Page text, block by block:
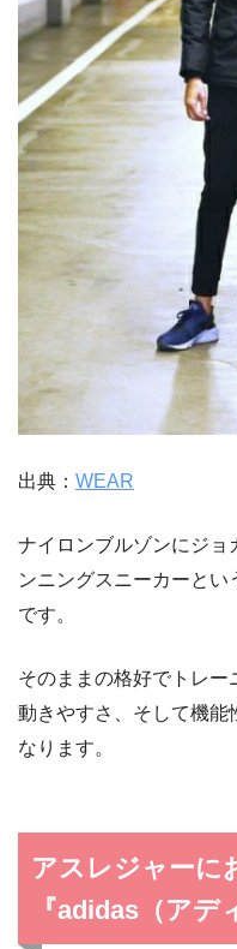
出典： WEAR
ナイロンブルゾンにジョ
ンニングスニーカーと
です。
そのままの格好でトレ
動きやすさ、そして機能
なります。
アスレジャーに
『adidas（アデ